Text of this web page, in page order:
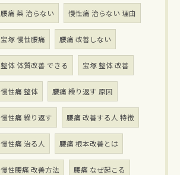
腰痛 薬 治らない 慢性痛 治らない 理由
宝塚 慢性腰痛 腰痛 改善しない
整体 体質改善 できる 宝塚 整体 改善
慢性痛 整体 腰痛 繰り返す 原因
慢性痛 繰り返す 腰痛 改善する人 特徴
慢性痛 治る人 腰痛 根本改善とは
慢性腰痛 改善方法 腰痛 なぜ起こる